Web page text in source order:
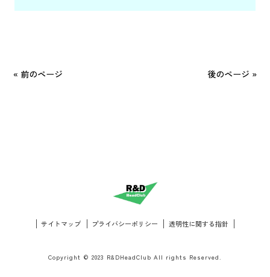
« 前のページ 後のページ »
サイトマップ プライバシーポリシー 透明性に関する指針
Copyright © 2023 R&DHeadClub All rights Reserved.